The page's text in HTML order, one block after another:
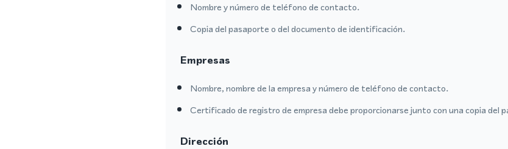
Nombre y número de teléfono de contacto.
Copia del pasaporte o del documento de identificación.
Empresas
Nombre, nombre de la empresa y número de teléfono de contacto.
Certificado de registro de empresa debe proporcionarse junto con una copia del
Dirección